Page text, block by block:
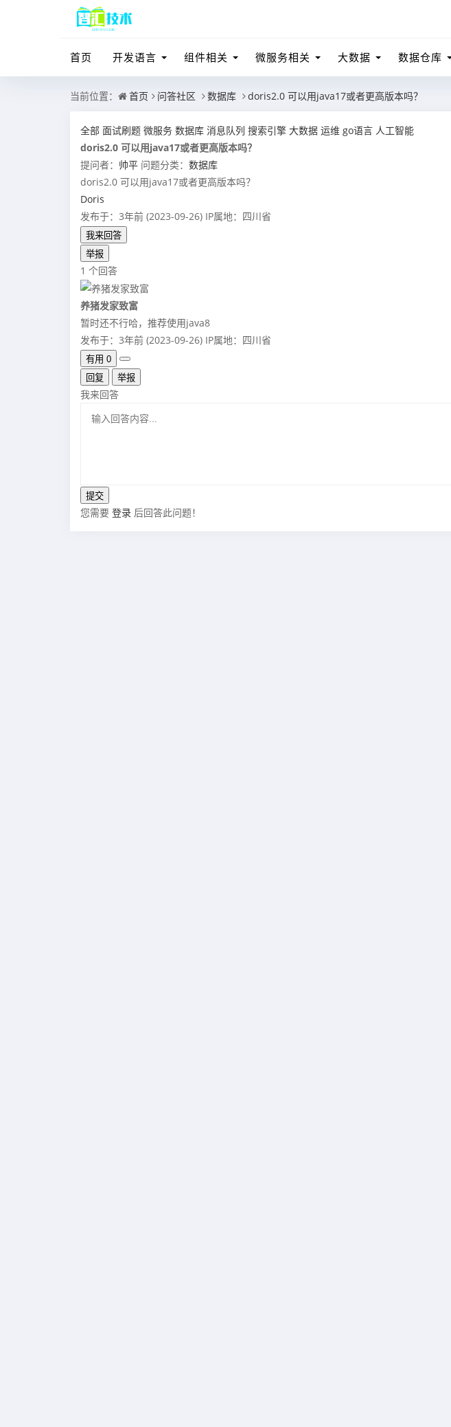
首页 开发语言 组件相关 微服务相关 大数据 数据仓库
当前位置： 首页 问答社区 数据库 doris2.0 可以用java17或者更高版本吗？
全部 面试刷题 微服务 数据库 消息队列 搜索引擎 大数据 运维 go语言 人工智能
doris2.0 可以用java17或者更高版本吗？
提问者： 帅平 问题分类： 数据库
doris2.0 可以用java17或者更高版本吗？
Doris
发布于：3年前 (2023-09-26) IP属地：四川省
我来回答
举报
1 个回答
养猪发家致富
暂时还不行哈，推荐使用java8
发布于：3年前 (2023-09-26) IP属地：四川省
有用 0
回复
举报
我来回答
您需要 登录 后回答此问题！